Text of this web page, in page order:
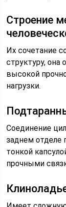
Строение
Их сочетание
структуру, она
высокой
нагрузки.
Соединение
заднем отделе
тонкой
прочными